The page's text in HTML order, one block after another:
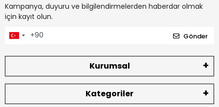
Kampanya, duyuru ve bilgilendirmelerden haberdar olmak
için kayıt olun.
Gönder
Kurumsal
Kategoriler